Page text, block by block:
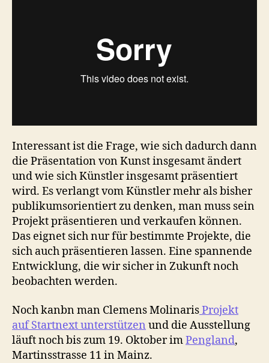
Interessant ist die Frage, wie sich dadurch dann
die Präsentation von Kunst insgesamt ändert
und wie sich Künstler insgesamt präsentiert
wird. Es verlangt vom Künstler mehr als bisher
publikumsorientiert zu denken, man muss sein
Projekt präsentieren und verkaufen können.
Das eignet sich nur für bestimmte Projekte, die
sich auch präsentieren lassen. Eine spannende
Entwicklung, die wir sicher in Zukunft noch
beobachten werden.
Noch kanbn man Clemens MolinarisProjekt
auf Startnext unterstützen und die Ausstellung
läuft noch bis zum 19. Oktober imPengland,
Martinsstrasse 11 in Mainz.